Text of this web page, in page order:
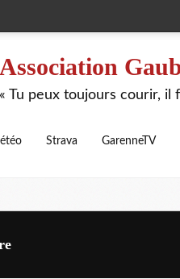
Association
« Tu peux toujours courir,
Strava GarenneTV